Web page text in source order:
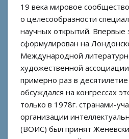
19 века мировое
о целесообразности
научных открытий. Впервые
сформулирован на
Международной
художественной
примерно раз в
обсуждался на конгрессах
только в 1978г. странами-
организации
(ВОИС) был принят